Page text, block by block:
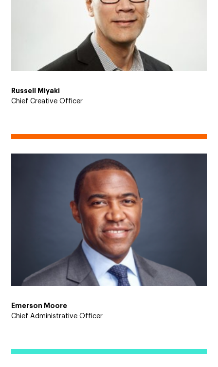
Russell Miyaki
Chief Creative Officer
Emerson Moore
Chief Administrative Officer